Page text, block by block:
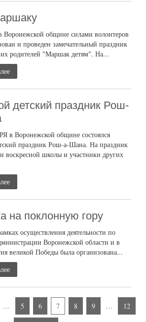
Воронежской общине силами волонтеров
и проведен замечательный праздник
их родителей "Маршак детям". На...
детский праздник Рош-
в Воронежской общине состоялся
праздник Рош-а-Шана. На праздник
воскресной школы и участники других
на поклонную гору
осуществления деятельности по
Воронежской области и в
великой Победы была организована...
… 5 6 7 8 9 … 12